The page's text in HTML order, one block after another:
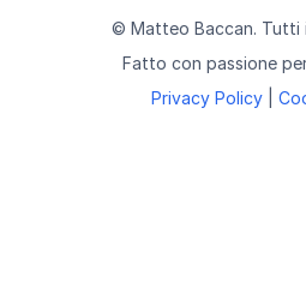
© Matteo Baccan. Tutti
Fatto con passione
Privacy Policy